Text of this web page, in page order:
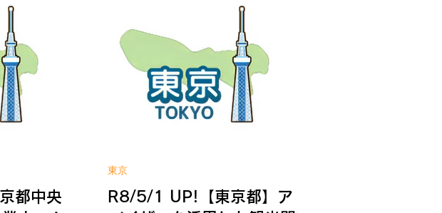
和8年4月27日
) ※予算に達し
補助金相談は
は公式サイ
装、印刷、ドライクリーニングのいずれ
かの作業でVOCを取扱う中小企業者又は
障害者就労施設を有する社会福祉法人等
＜補助対象経費＞ 設計費、設備費、工
事費、処分費 【対象設備】 VOC排出削
減設備、VOC削減装置付空調・換気設備
＜補助金額・補助率＞ 上限額：2,000万
次第、受付終了 WIN!への補助金相談は
こちら 補助金の詳しい内容は公式サイ
トへ
都中央
R8/5/1 UP!【東京都】アド
東京